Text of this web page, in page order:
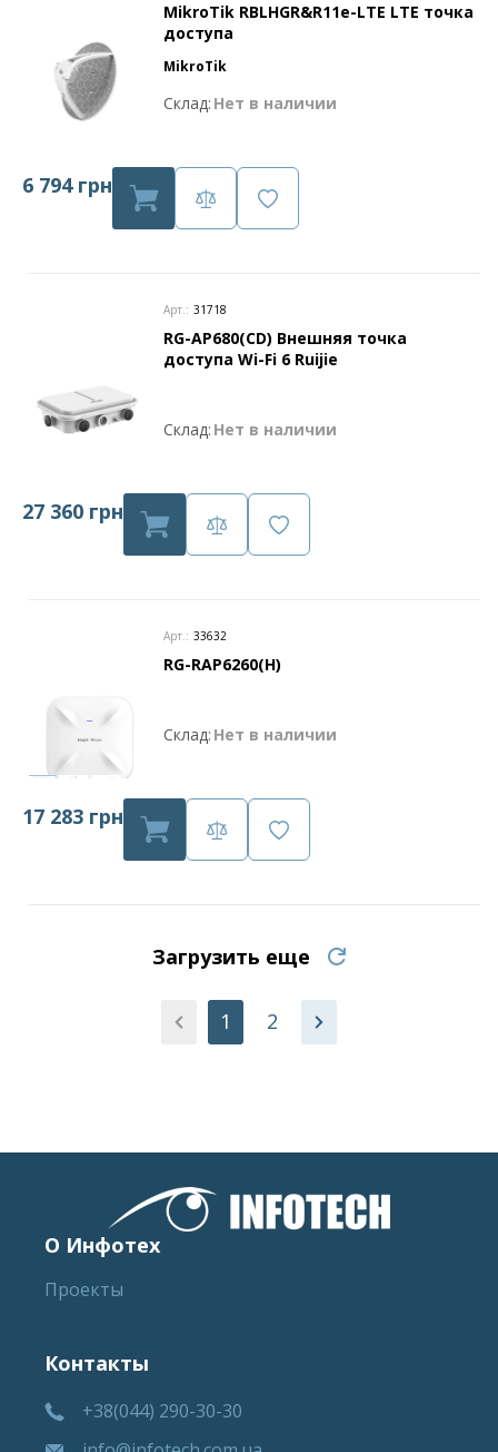
MikroTik RBLHGR&R11e-LTE LTE точка
доступа
MikroTik
Склад: Нет в наличии
6 794 грн
Арт.: 31718
RG-AP680(CD) Внешняя точка
доступа Wi-Fi 6 Ruijie
Склад: Нет в наличии
27 360 грн
Арт.: 33632
RG-RAP6260(H)
Склад: Нет в наличии
17 283 грн
Загрузить еще
1 2
О Инфотех
Проекты
Контакты
+38(044) 290-30-30